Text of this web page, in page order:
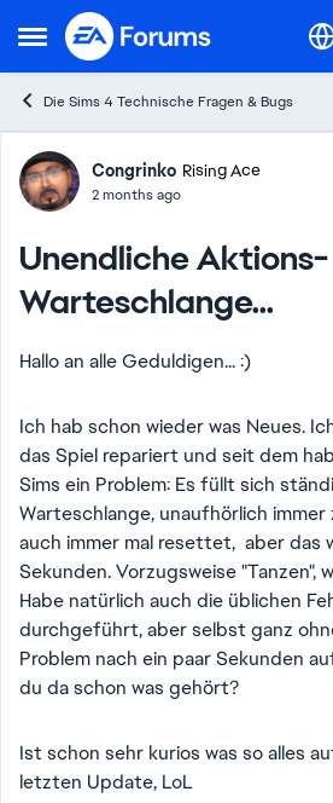
Open Side Menu
Skip to content
Die Sims 4 Technische Fragen & Bugs
Forum Discussion
Congrinko Rising Ace
2 months ago
Unendliche Aktions-
Warteschlange...
Hallo an alle Geduldigen... :)
Ich hab schon wieder was Neues.
das Spiel repariert und seit dem
Sims ein Problem: Es füllt sich
Warteschlange, unaufhörlich immer
auch immer mal resettet, aber das
Sekunden. Vorzugsweise "Tanzen",
Habe natürlich auch die üblichen
durchgeführt, aber selbst ganz
Problem nach ein paar Sekunden
du da schon was gehört?
Ist schon sehr kurios was so alles
letzten Update, LoL